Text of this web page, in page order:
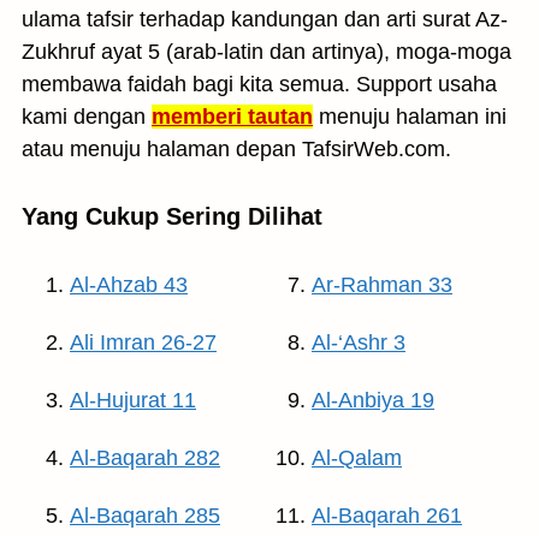
ulama tafsir terhadap kandungan dan arti surat Az-
Zukhruf ayat 5 (arab-latin dan artinya), moga-moga
membawa faidah bagi kita semua. Support usaha
kami dengan memberi tautan menuju halaman ini
atau menuju halaman depan TafsirWeb.com.
Yang Cukup Sering Dilihat
Al-Ahzab 43
Ali Imran 26-27
Al-Hujurat 11
Al-Baqarah 282
Al-Baqarah 285
Ar-Rahman 33
Al-‘Ashr 3
Al-Anbiya 19
Al-Qalam
Al-Baqarah 261